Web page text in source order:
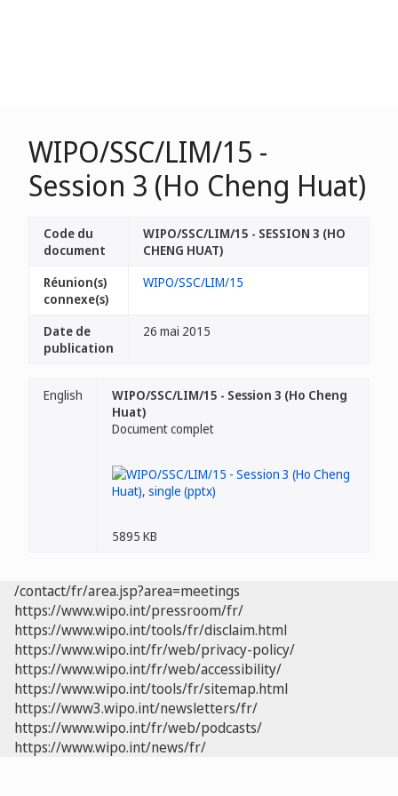
WIPO/SSC/LIM/15 -
Session 3 (Ho Cheng Huat)
Code du
document
WIPO/SSC/LIM/15 - SESSION 3 (HO
CHENG HUAT)
Réunion(s)
connexe(s)
WIPO/SSC/LIM/15
Date de
publication
26 mai 2015
English
WIPO/SSC/LIM/15 - Session 3 (Ho Cheng
Huat)
Document complet
5895 KB
/contact/fr/area.jsp?area=meetings
https://www.wipo.int/pressroom/fr/
https://www.wipo.int/tools/fr/disclaim.html
https://www.wipo.int/fr/web/privacy-policy/
https://www.wipo.int/fr/web/accessibility/
https://www.wipo.int/tools/fr/sitemap.html
https://www3.wipo.int/newsletters/fr/
https://www.wipo.int/fr/web/podcasts/
https://www.wipo.int/news/fr/